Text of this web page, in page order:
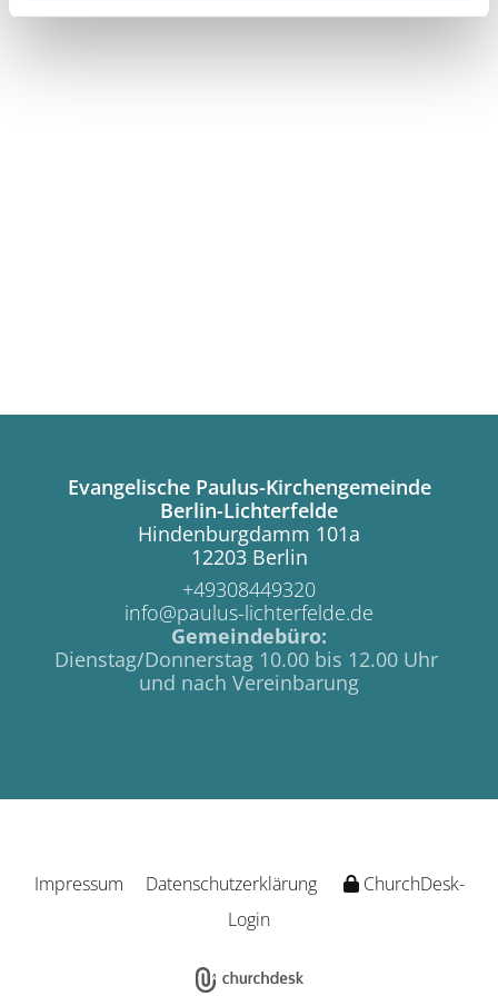
Evangelische Paulus-Kirchengemeinde
Berlin-Lichterfelde
Hindenburgdamm 101a
12203 Berlin
+49308449320
info@paulus-lichterfelde.de
Gemeindebüro:
Dienstag/Donnerstag 10.00 bis 12.00 Uhr
und nach Vereinbarung
Impressum Datenschutzerklärung
ChurchDesk-
Login